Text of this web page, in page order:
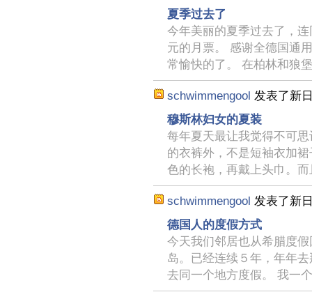
夏季过去了
今年美丽的夏季过去了，
元的月票。 感谢全德国通
常愉快的了。 在柏林和狼
schwimmengool 发表了新
穆斯林妇女的夏装
每年夏天最让我觉得不可
的衣裤外，不是短袖衣加
色的长袍，再戴上头巾。而
schwimmengool 发表了新
德国人的度假方式
今天我们邻居也从希腊度
岛。已经连续５年，年年
去同一个地方度假。 我一个